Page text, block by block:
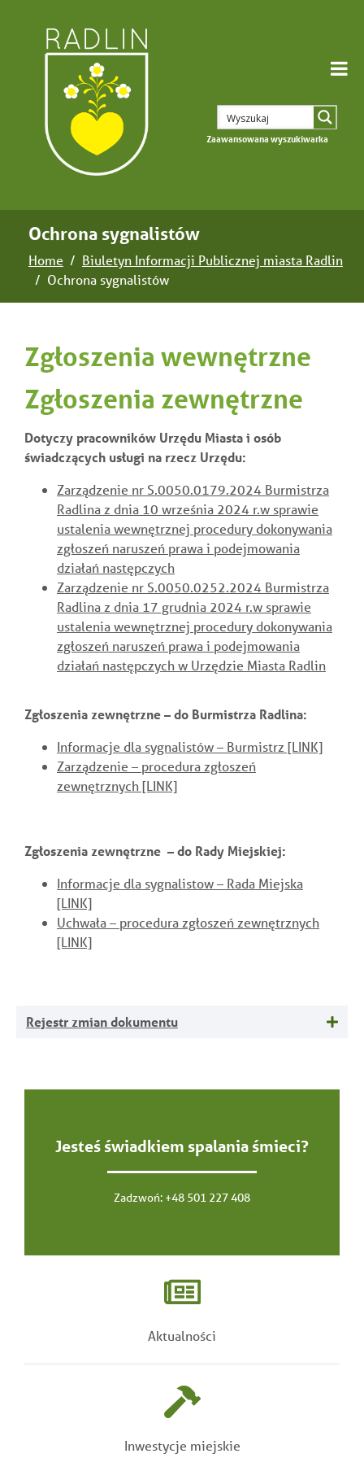
Zaawansowana wyszukiwarka
Ochrona sygnalistów
Home
Biuletyn Informacji Publicznej miasta Radlin
Ochrona sygnalistów
Zgłoszenia wewnętrzne
Zgłoszenia zewnętrzne
Dotyczy pracowników Urzędu Miasta i osób
świadczących usługi na rzecz Urzędu:
Zarządzenie nr S.0050.0179.2024 Burmistrza
Radlina z dnia 10 września 2024 r.w sprawie
ustalenia wewnętrznej procedury dokonywania
zgłoszeń naruszeń prawa i podejmowania
działań następczych
Zarządzenie nr S.0050.0252.2024 Burmistrza
Radlina z dnia 17 grudnia 2024 r.w sprawie
ustalenia wewnętrznej procedury dokonywania
zgłoszeń naruszeń prawa i podejmowania
działań następczych w Urzędzie Miasta Radlin
Zgłoszenia zewnętrzne – do Burmistrza Radlina:
Informacje dla sygnalistów – Burmistrz [LINK]
Zarządzenie – procedura zgłoszeń
zewnętrznych [LINK]
Zgłoszenia zewnętrzne – do Rady Miejskiej:
Informacje dla sygnalistow – Rada Miejska
[LINK]
Uchwała – procedura zgłoszeń zewnętrznych
[LINK]
Rejestr zmian dokumentu
Jesteś świadkiem spalania śmieci?
Zadzwoń: +48 501 227 408
Aktualności
Inwestycje miejskie